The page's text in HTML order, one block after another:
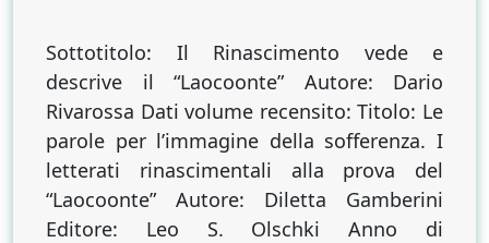
Sottotitolo: Il Rinascimento vede e
descrive il “Laocoonte” Autore: Dario
Rivarossa Dati volume recensito: Titolo: Le
parole per l’immagine della sofferenza. I
letterati rinascimentali alla prova del
“Laocoonte” Autore: Diletta Gamberini
Editore: Leo S. Olschki Anno di